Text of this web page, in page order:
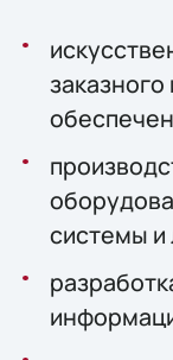
системы и